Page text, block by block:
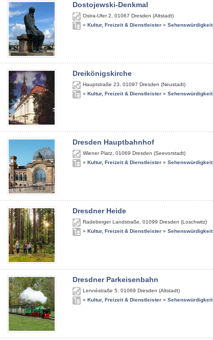
Dostojewski-Denkmal
Ostra-Ufer 2 01067 Dresden (Altstadt)
» Kultur, Freizeit & Dienstleister » Sehenswürdigkeit
Dreikönigskirche
Hauptstraße 23 01097 Dresden (Neustadt)
» Kultur, Freizeit & Dienstleister » Sehenswürdigkeit
Dresden Hauptbahnhof
Wiener Platz 01069 Dresden (Seevorstadt)
» Kultur, Freizeit & Dienstleister » Sehenswürdigkeit
Dresdner Heide
Radeberger Landstraße 01099 Dresden (Loschwitz)
» Kultur, Freizeit & Dienstleister » Sehenswürdigkeit
Dresdner Parkeisenbahn
Lennéstraße 5 01069 Dresden (Altstadt)
» Kultur, Freizeit & Dienstleister » Sehenswürdigkeit